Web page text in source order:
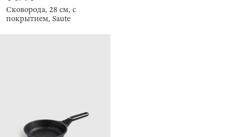
Сковорода, 28 см, с
покрытием, Saute